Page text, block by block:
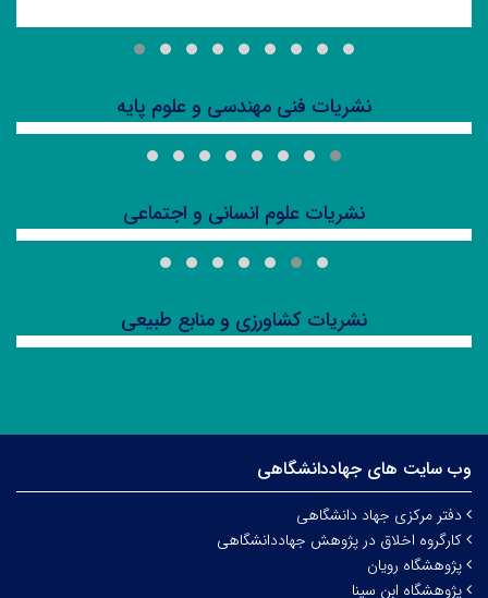
نشریات فنی مهندسی و علوم پایه
Iranian Journal of Mathematics Sciences & Informatics
(IJMSI) (دوفصلنامه)
نشریات علوم انسانی و اجتماعی
پژوهش سیاست نظری (دوفصلنامه)
نشریات کشاورزی و منابع طبیعی
گیاهان دارویی
وب سایت های جهاددانشگاهی
دفتر مرکزی جهاد دانشگاهی
کارگروه اخلاق در پژوهش جهاددانشگاهی
پژوهشگاه رویان
پژوهشگاه ابن سینا